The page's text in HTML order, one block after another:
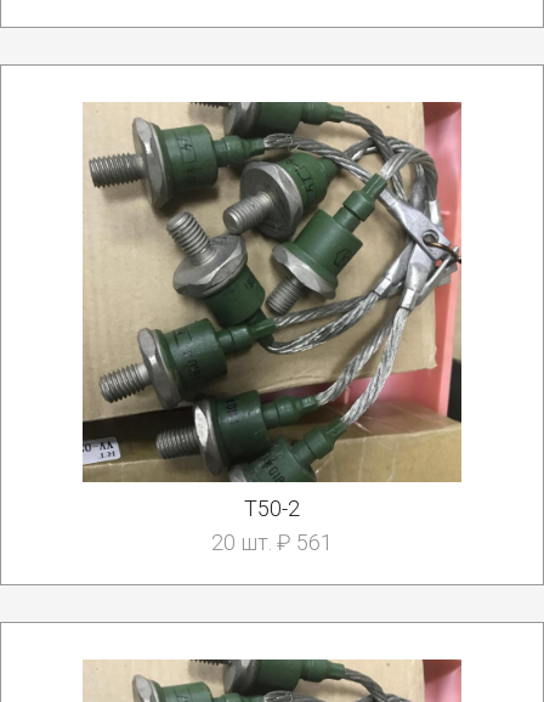
Т50-2
20 шт. ₽ 561